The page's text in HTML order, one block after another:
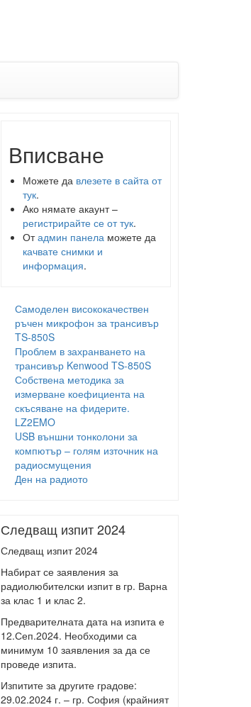
Вписване
Можете да влезете в сайта от
тук.
Ако нямате акаунт –
регистрирайте се от тук.
Отадмин панеламожете да
качвате снимки и
информация.
Самоделен висококачествен
ръчен микрофон за трансивър
TS-850S
Проблем в захранването на
трансивър Kenwood TS-850S
Собствена методика за
измерване коефициента на
скъсяване на фидерите.
LZ2EMO
USB външни тонколони за
компютър – голям източник на
радиосмущения
Ден на радиото
Следващ изпит 2024
Следващ изпит 2024
Набират се заявления за
радиолюбителски изпит в гр. Варна
за клас 1 и клас 2.
Предварителната дата на изпита е
12.Сеп.2024. Необходими са
минимум 10 заявления за да се
проведе изпита.
Изпитите за другите градове:
29.02.2024 г. – гр. София (крайният